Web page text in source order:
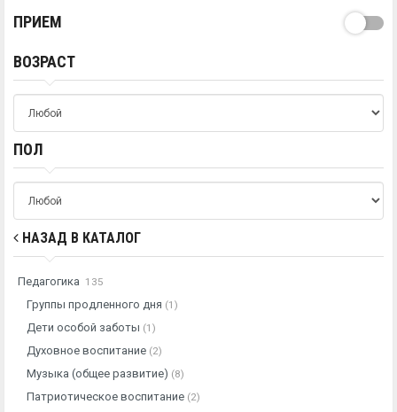
ПРИЕМ
ВОЗРАСТ
ПОЛ
НАЗАД В КАТАЛОГ
Педагогика 135
Группы продленного дня (1)
Дети особой заботы (1)
Духовное воспитание (2)
Музыка (общее развитие) (8)
Патриотическое воспитание (2)